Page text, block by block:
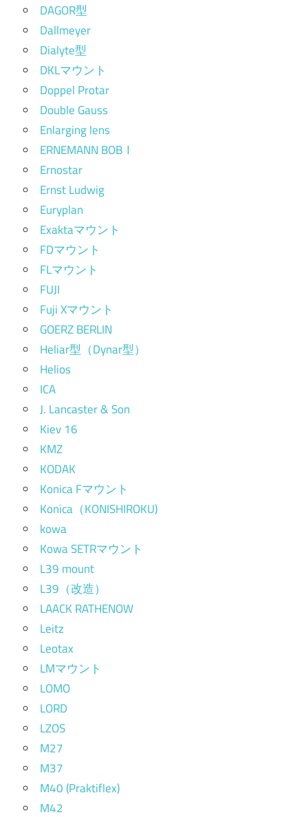
DAGOR型
Dallmeyer
Dialyte型
DKLマウント
Doppel Protar
Double Gauss
Enlarging lens
ERNEMANN BOBⅠ
Ernostar
Ernst Ludwig
Euryplan
Exaktaマウント
FDマウント
FLマウント
FUJI
Fuji Xマウント
GOERZ BERLIN
Heliar型（Dynar型）
Helios
ICA
J. Lancaster & Son
Kiev 16
KMZ
KODAK
Konica Fマウント
Konica（KONISHIROKU)
kowa
Kowa SETRマウント
L39 mount
L39（改造）
LAACK RATHENOW
Leitz
Leotax
LMマウント
LOMO
LORD
LZOS
M27
M37
M40 (Praktiflex)
M42